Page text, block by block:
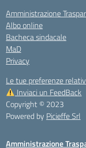
Amministrazione
Albo online
Bacheca sindacale
MaD
Privacy
Le tue preferenze
Inviaci un FeedBack
Copyright © 2023
Powered by Picieffe Srl
Amministrazione